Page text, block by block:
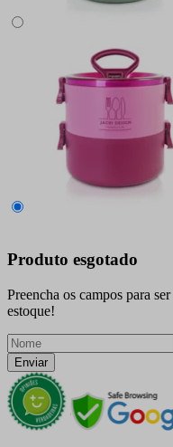
Produto esgotado
Preencha os campos para
estoque!
Enviar